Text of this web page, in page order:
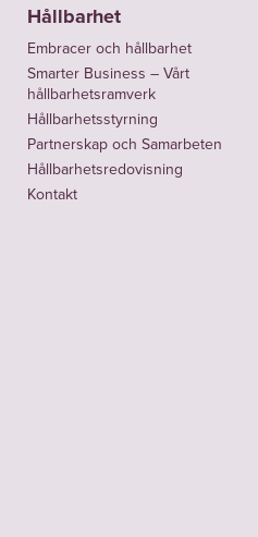
Hållbarhet
Embracer och hållbarhet
Smarter Business – Vårt
hållbarhetsramverk
Hållbarhetsstyrning
Partnerskap och Samarbeten
Hållbarhetsredovisning
Kontakt